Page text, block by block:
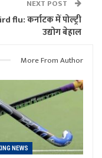
NEXT POST
flu: कर्नाटक में पोल्ट्री
उद्योग बेहाल
More From Author
NEWS